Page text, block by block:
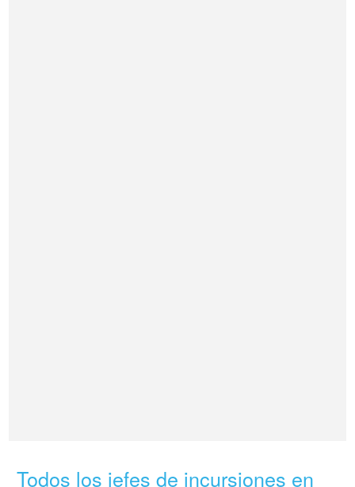
Todos los jefes de incursiones en